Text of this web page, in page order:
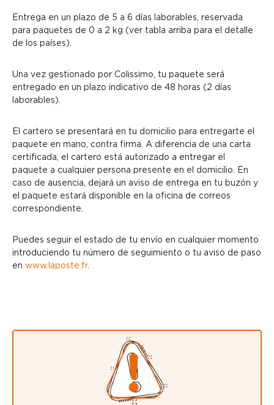
Entrega en un plazo de 5 a 6 días laborables, reservada
para paquetes de 0 a 2 kg (ver tabla arriba para el detalle
de los países).
Una vez gestionado por Colissimo, tu paquete será
entregado en un plazo indicativo de 48 horas (2 días
laborables).
El cartero se presentará en tu domicilio para entregarte el
paquete en mano, contra firma. A diferencia de una carta
certificada, el cartero está autorizado a entregar el
paquete a cualquier persona presente en el domicilio. En
caso de ausencia, dejará un aviso de entrega en tu buzón y
el paquete estará disponible en la oficina de correos
correspondiente.
Puedes seguir el estado de tu envío en cualquier momento
introduciendo tu número de seguimiento o tu aviso de paso
en www.laposte.fr.